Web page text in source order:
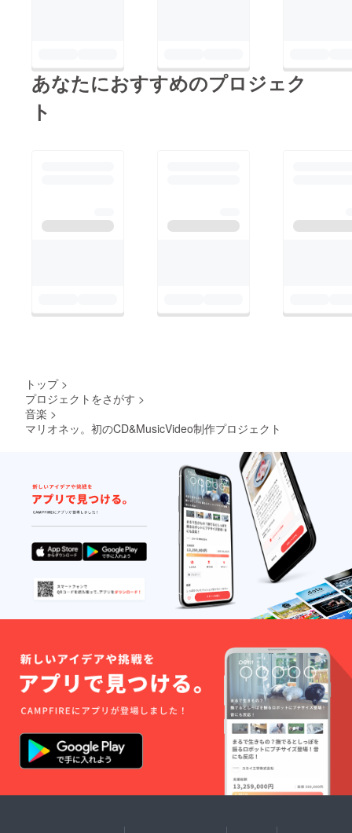
あなたにおすすめのプロジェク
ト
トップ >
プロジェクトをさがす >
音楽 >
マリオネッ。初のCD&MusicVideo制作プロジェクト